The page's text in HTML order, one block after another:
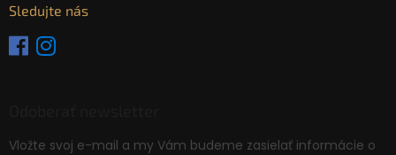
Sledujte nás
Vložte svoj e-mail a my Vám budeme zasielať informácie o